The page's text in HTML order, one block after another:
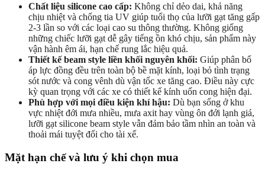
Chất liệu silicone cao cấp: Không chỉ dẻo dai, khả năng
chịu nhiệt và chống tia UV giúp tuổi thọ của lưỡi gạt tăng gấp
2-3 lần so với các loại cao su thông thường. Không giống
những chiếc lưỡi gạt dễ gây tiếng ồn khó chịu, sản phẩm này
vận hành êm ái, hạn chế rung lắc hiệu quả.
Thiết kế beam style liền khối nguyên khối: Giúp phân bổ
áp lực đồng đều trên toàn bộ bề mặt kính, loại bỏ tình trạng
sót nước và cong vênh dù vận tốc xe tăng cao. Điều này cực
kỳ quan trọng với các xe có thiết kế kính uốn cong hiện đại.
Phù hợp với mọi điều kiện khí hậu: Dù bạn sống ở khu
vực nhiệt đới mưa nhiều, mưa axit hay vùng ôn đới lạnh giá,
lưỡi gạt silicone beam style vẫn đảm bảo tầm nhìn an toàn và
thoải mái tuyệt đối cho tài xế.
Mặt hạn chế và lưu ý khi chọn mua